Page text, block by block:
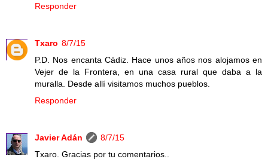
Responder
Txaro 8/7/15
P.D. Nos encanta Cádiz. Hace unos años nos alojamos en
Vejer de la Frontera, en una casa rural que daba a la
muralla. Desde allí visitamos muchos pueblos.
Responder
Javier Adán
8/7/15
Txaro. Gracias por tu comentarios..